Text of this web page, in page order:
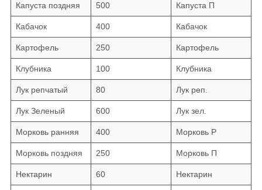
Капуста поздняя 500 Капуста П
Кабачок 400 Кабачок
Картофель 250 Картофель
Клубника 100 Клубника
Лук репчатый 80 Лук реп.
Лук Зеленый 600 Лук зел.
Морковь ранняя 400 Морковь Р
Морковь поздняя 250 Морковь П
Нектарин 60 Нектарин